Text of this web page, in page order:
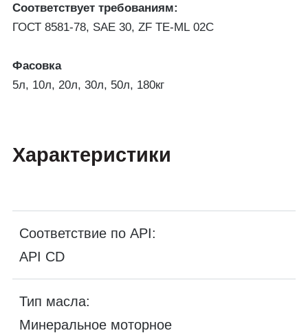
Соответствует требованиям:
ГОСТ 8581-78, SAE 30, ZF TE-ML 02C
Фасовка
5л, 10л, 20л, 30л, 50л, 180кг
Характеристики
Соответствие по API:
API CD
Тип масла:
Минеральное моторное